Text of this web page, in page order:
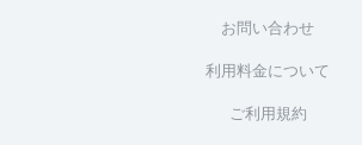
お問い合わせ
利用料金について
ご利用規約